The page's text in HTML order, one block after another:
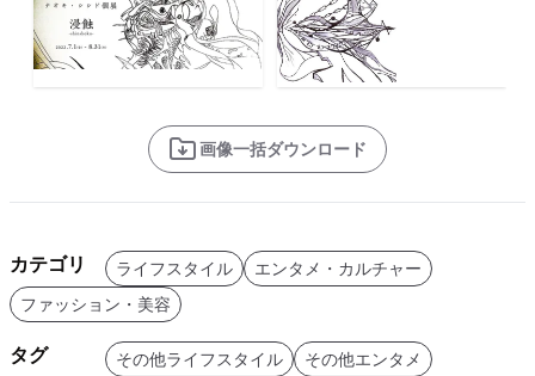
画像一括ダウンロード
カテゴリ ライフスタイル
エンタメ・カルチャー
ファッション・美容
タグ その他ライフスタイル
その他エンタメ